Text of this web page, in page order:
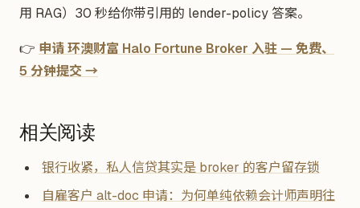
用 RAG）30 秒给你带引用的 lender-policy 答案。
👉 申请 环澳财富 Halo Fortune Broker 入驻 — 免费、
5 分钟提交 →
相关阅读
银行收紧，私人信贷其实是 broker 的客户留存锁
自雇客户 alt-doc 申请：为何单纯依赖会计师声明往